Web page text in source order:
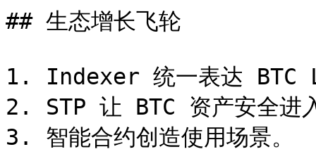
## 生态增长飞轮
1. Indexer 统一表达 BTC
2. STP 让 BTC 资产安全进
3. 智能合约创造使用场景。